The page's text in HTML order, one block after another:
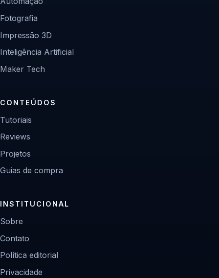
Fotografia
Impressão 3D
Inteligência Artificial
Maker Tech
CONTEÚDOS
Tutoriais
Reviews
Projetos
Guias de compra
INSTITUCIONAL
Sobre
Contato
Política editorial
Privacidade